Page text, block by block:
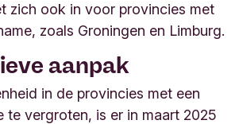
zich ook in voor provincies met
zoals Groningen en Limburg.
aanpak
in de provincies met een
te vergroten, is er in maart 2025